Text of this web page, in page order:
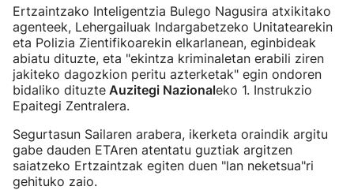
Ertzaintzako Inteligentzia Bulego Nagusira atxikitako
agenteek, Lehergailuak Indargabetzeko Unitatearekin
eta Polizia Zientifikoarekin elkarlanean, eginbideak
abiatu dituzte, eta "ekintza kriminaletan erabili ziren
jakiteko dagozkion peritu azterketak" egin ondoren
bidaliko dituzte Auzitegi Nazionaleko 1. Instrukzio
Epaitegi Zentralera.
Segurtasun Sailaren arabera, ikerketa oraindik argitu
gabe dauden ETAren atentatu guztiak argitzen
saiatzeko Ertzaintzak egiten duen "lan neketsua"ri
gehituko zaio.